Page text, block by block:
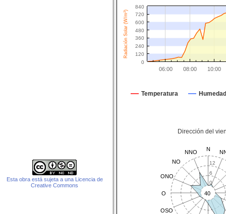
Esta obra está sujeta a una Licencia de
Creative Commons
Radiación Solar (W/m²)
Temperatura Humedad
06:00 08:00 10:00
0
120
240
360
480
600
720
840
Dirección del
40
N
OSO
O
ONO
NO
NNO
0
6
12